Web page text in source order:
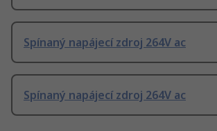
Spínaný napájecí zdroj 264V ac
Spínaný napájecí zdroj 264V ac